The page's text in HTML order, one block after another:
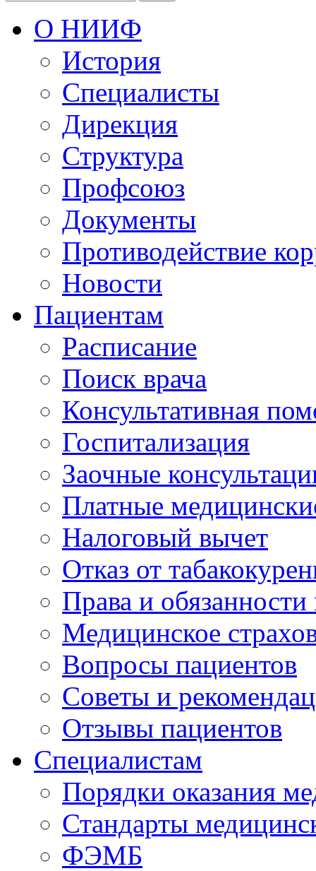
О НИИФ
История
Специалисты
Дирекция
Структура
Профсоюз
Документы
Противодействие
Новости
Пациентам
Расписание
Поиск врача
Консультативная
Госпитализация
Заочные
Платные
Налоговый вычет
Отказ от
Права и
Медицинское
Вопросы пациентов
Советы и
Отзывы пациентов
Специалистам
Порядки оказания
Стандарты
ФЭМБ